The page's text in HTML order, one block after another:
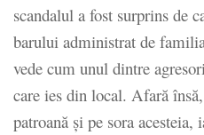
scandalul a fost surprins de
barului administrat de
vede cum unul dintre
care ies din local. Afară
patroană şi pe sora